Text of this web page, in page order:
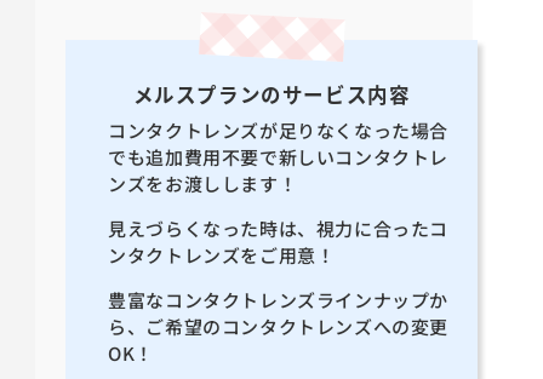
メルスプランのサービス内容
コンタクトレンズが足りなくなった場合
でも追加費用不要で新しいコンタクトレ
ンズをお渡しします！
見えづらくなった時は、視力に合ったコ
ンタクトレンズをご用意！
豊富なコンタクトレンズラインナップか
ら、ご希望のコンタクトレンズへの変更
OK！